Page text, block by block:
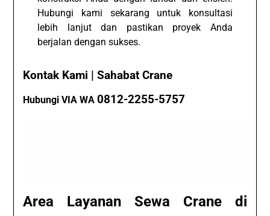
Hubungi kami sekarang untuk konsultasi
lebih lanjut dan pastikan proyek Anda
berjalan dengan sukses.
Kontak Kami | Sahabat Crane
Hubungi VIA WA0812-2255-5757
Area Layanan Sewa Crane di